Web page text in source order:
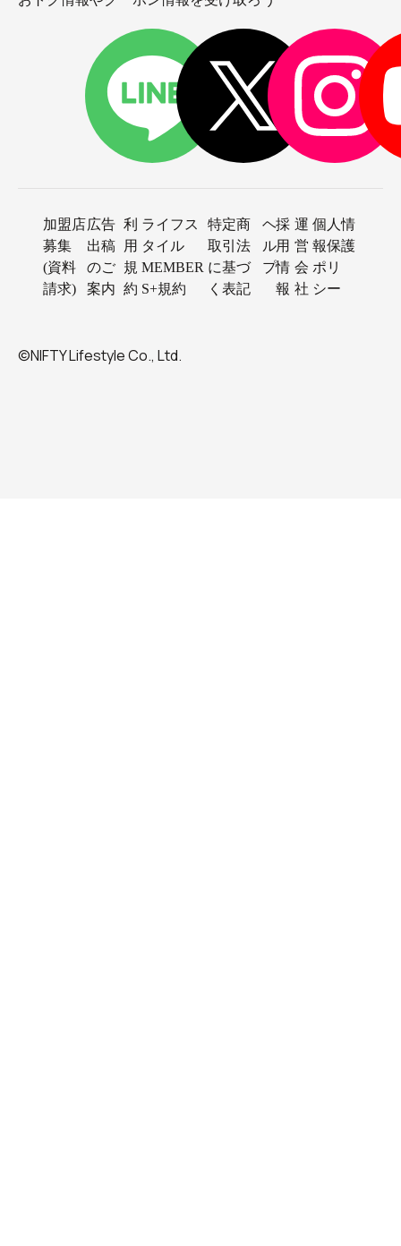
加盟店
募集
(資料
請求)
広告
出稿
のご
案内
利
用
規
約
ライフス
タイル
MEMBER
S+規約
特定商
取引法
に基づ
く表記
ヘ
ル
プ
採
用
情
報
運
営
会
社
個人情
報保護
ポリ
シー
©NIFTY Lifestyle Co., Ltd.